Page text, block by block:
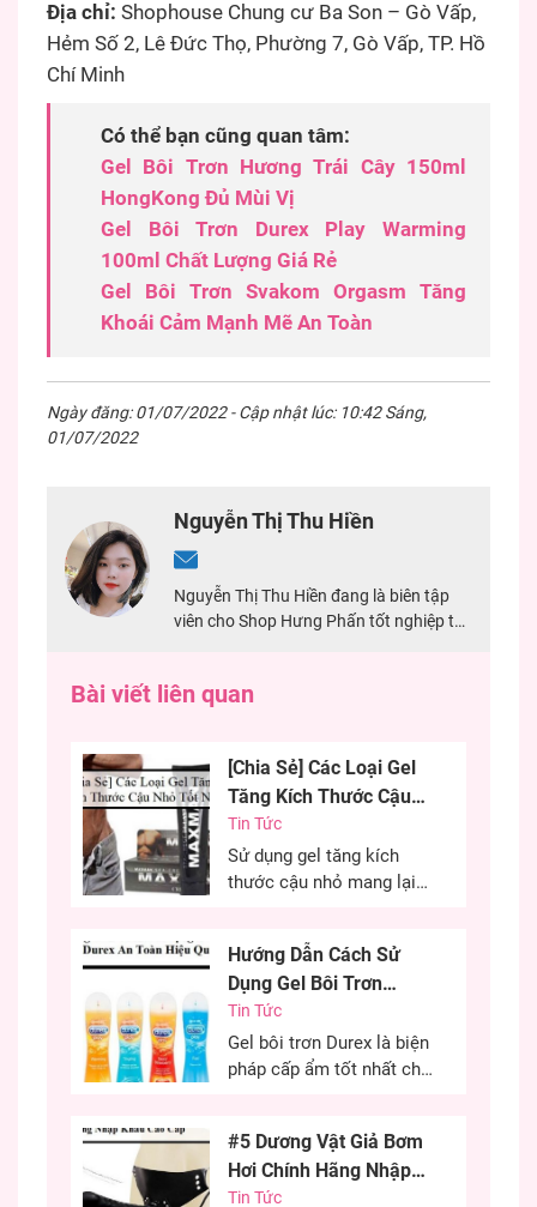
Địa chỉ: Shophouse Chung cư Ba Son – Gò Vấp,
Hẻm Số 2, Lê Đức Thọ, Phường 7, Gò Vấp, TP. Hồ
Chí Minh
Có thể bạn cũng quan tâm:
Gel Bôi Trơn Hương Trái Cây 150ml
HongKong Đủ Mùi Vị
Gel Bôi Trơn Durex Play Warming
100ml Chất Lượng Giá Rẻ
Gel Bôi Trơn Svakom Orgasm Tăng
Khoái Cảm Mạnh Mẽ An Toàn
Ngày đăng: 01/07/2022 - Cập nhật lúc: 10:42 Sáng,
01/07/2022
Nguyễn Thị Thu Hiền
Nguyễn Thị Thu Hiền đang là biên tập
viên cho Shop Hưng Phấn tốt nghiệp tại
đảm bảo nội dung chính xác nhất cho
Bài viết liên quan
[Chia Sẻ] Các Loại Gel
Tăng Kích Thước Cậu
Nhỏ Tốt Nhất
Tin Tức
Sử dụng gel tăng kích
thước cậu nhỏ mang lại
đến sự tự tin cho các
chàng trai. Đây là phương
pháp được nhiều anh em
lựa chọn nhằm cải thiện
kích thước cùng khả năng
Hướng Dẫn Cách Sử
Dụng Gel Bôi Trơn
Durex An Toàn Hiệu
Quả
Tin Tức
Gel bôi trơn Durex là biện
pháp cấp ẩm tốt nhất cho
cứu cánh cho những chị
em khô âm đạo có thể sử
dụng hiệu quả. Việc sử
#5 Dương Vật Giả Bơm
Hơi Chính Hãng Nhập
Khẩu Cao Cấp
Tin Tức